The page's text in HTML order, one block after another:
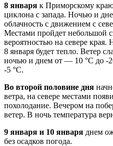
8 января к Приморскому
циклона с запада. Ночью и
облачность с движением с
Местами пройдет небольшой
вероятностью на севере
8 января будет тепло. Ветер
ночью и днем от — 10 °С до -
-5 °С.
Во второй половине дня
ветра, на севере местами
похолодание. Вечером на
ветер. В ночь температура
9 января и 10 января днем
без осадков погода.